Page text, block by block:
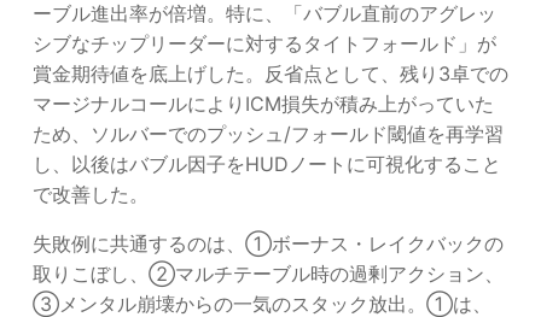
ーブル進出率が倍増。特に、「バブル直前のアグレッ
シブなチップリーダーに対するタイトフォールド」が
賞金期待値を底上げした。反省点として、残り3卓での
マージナルコールによりICM損失が積み上がっていた
ため、ソルバーでのプッシュ/フォールド閾値を再学習
し、以後はバブル因子をHUDノートに可視化すること
で改善した。
失敗例に共通するのは、①ボーナス・レイクバックの
取りこぼし、②マルチテーブル時の過剰アクション、
③メンタル崩壊からの一気のスタック放出。①は、